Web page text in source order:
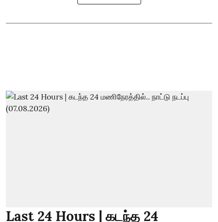
Last 24 Hours | கடந்த 24